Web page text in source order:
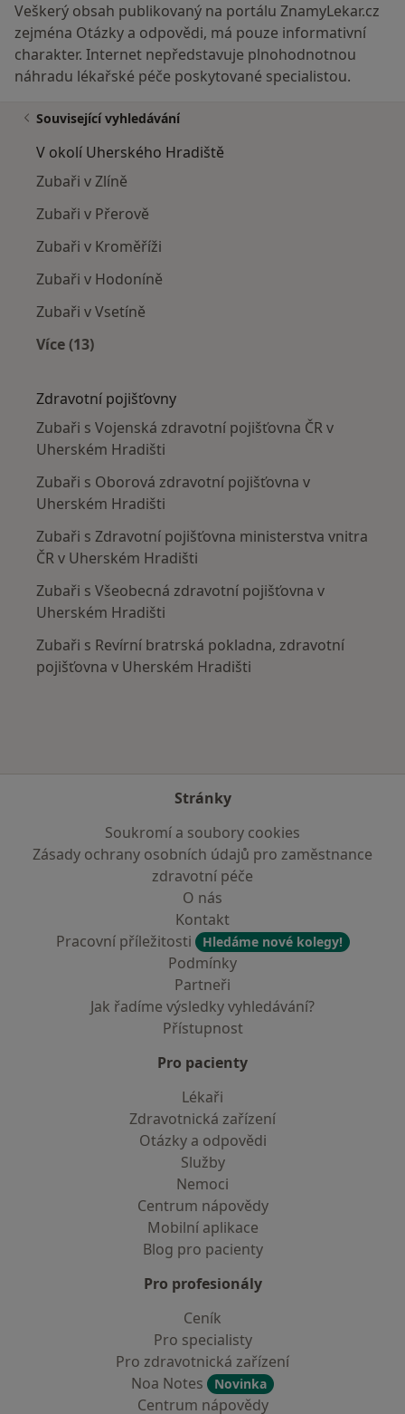
Veškerý obsah publikovaný na portálu ZnamyLekar.cz
zejména Otázky a odpovědi, má pouze informativní
charakter. Internet nepředstavuje plnohodnotnou
náhradu lékařské péče poskytované specialistou.
Související vyhledávání
V okolí Uherského Hradiště
Zubaři v Zlíně
Zubaři v Přerově
Zubaři v Kroměříži
Zubaři v Hodoníně
Zubaři v Vsetíně
Více (13)
Zdravotní pojišťovny
Zubaři s Vojenská zdravotní pojišťovna ČR v
Uherském Hradišti
Zubaři s Oborová zdravotní pojišťovna v
Uherském Hradišti
Zubaři s Zdravotní pojišťovna ministerstva vnitra
ČR v Uherském Hradišti
Zubaři s Všeobecná zdravotní pojišťovna v
Uherském Hradišti
Zubaři s Revírní bratrská pokladna, zdravotní
pojišťovna v Uherském Hradišti
Stránky
Soukromí a soubory cookies
Zásady ochrany osobních údajů pro zaměstnance
zdravotní péče
O nás
Kontakt
Pracovní příležitosti
Hledáme nové kolegy!
Podmínky
Partneři
Jak řadíme výsledky vyhledávání?
Přístupnost
Pro pacienty
Lékaři
Zdravotnická zařízení
Otázky a odpovědi
Služby
Nemoci
Centrum nápovědy
Mobilní aplikace
Blog pro pacienty
Pro profesionály
Ceník
Pro specialisty
Pro zdravotnická zařízení
Noa Notes
Novinka
Centrum nápovědy